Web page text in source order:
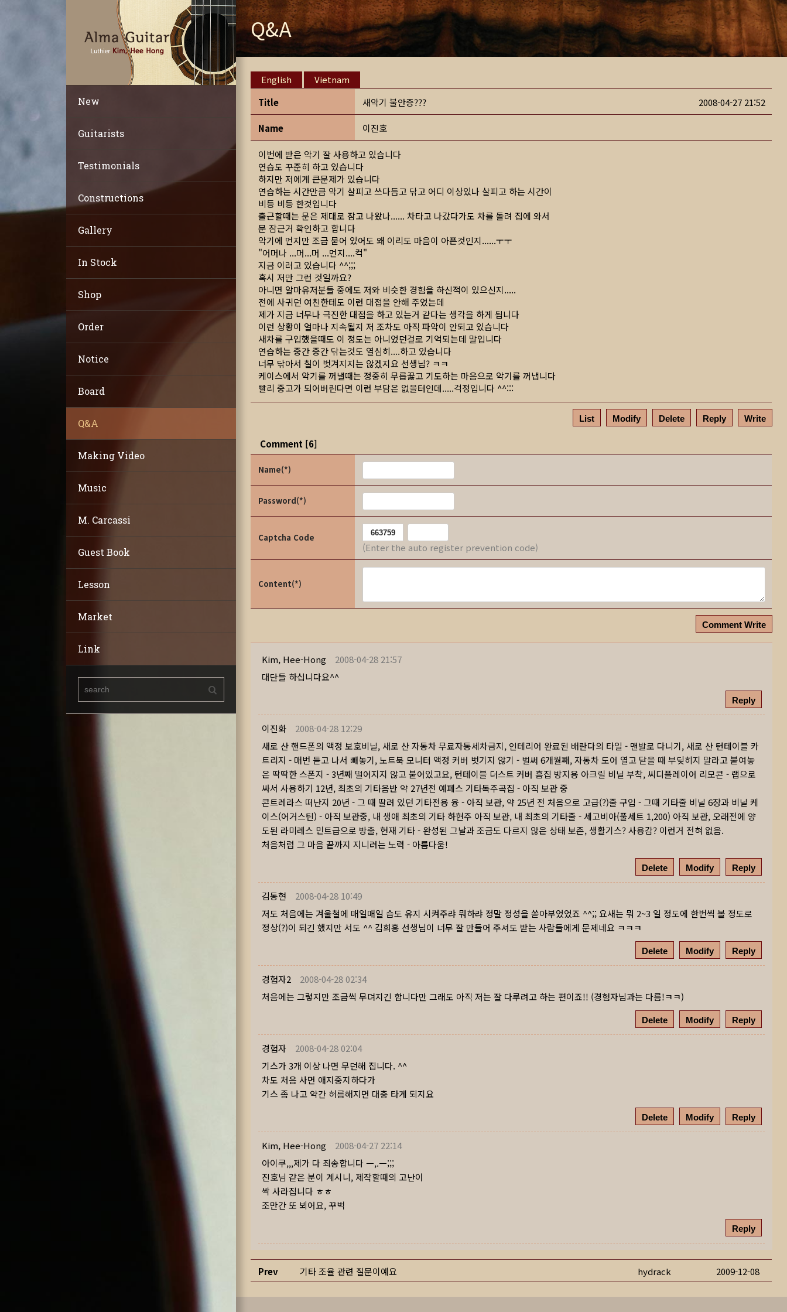
New
Guitarists
Testimonials
Constructions
Gallery
In Stock
Shop
Order
Notice
Board
Q&A
Making Video
Music
M. Carcassi
Guest Book
Lesson
Market
Link
Q&A
English
Vietnam
Title
새악기 불안증??? 2008-04-27 21:52
Name 이진호
이번에 받은 악기 잘 사용하고 있습니다
연습도 꾸준히 하고 있습니다
하지만 저에게 큰문제가 있습니다
연습하는 시간만큼 악기 살피고 쓰다듬고 닦고 어디 이상있나 살피고 하는 시간이
비등 비등 한것입니다
출근할때는 문은 제대로 잠고 나왔나...... 차타고 나갔다가도 차를 돌려 집에 와서
문 잠근거 확인하고 합니다
악기에 먼지만 조금 묻어 있어도 왜 이리도 마음이 아픈것인지......ㅜㅜ
"어머나 ...머...머 ...먼지....컥"
지금 이러고 있습니다 ^^;;;
혹시 저만 그런 것일까요?
아니면 알마유저분들 중에도 저와 비슷한 경험을 하신적이 있으신지.....
전에 사귀던 여친한테도 이런 대접을 안해 주었는데
제가 지금 너무나 극진한 대접을 하고 있는거 같다는 생각을 하게 됩니다
이런 상황이 얼마나 지속될지 저 조차도 아직 파악이 안되고 있습니다
새차를 구입했을때도 이 정도는 아니었던걸로 기억되는데 말입니다
연습하는 중간 중간 닦는것도 열심히....하고 있습니다
너무 닦아서 칠이 벗겨지지는 않겠지요 선생님? ㅋㅋ
케이스에서 악기를 꺼낼때는 정중히 무릅꿇고 기도하는 마음으로 악기를 꺼냅니다
빨리 중고가 되어버린다면 이런 부담은 없을터인데.....걱정입니다 ^^:::
List Modify Delete Reply Write
Comment [6]
Name(*)
Password(*)
Captcha Code
(Enter the auto register prevention code)
Content(*)
Comment Write
Kim, Hee-Hong
2008-04-28 21:57
대단들 하십니다요^^
Reply
이진화
2008-04-28 12:29
새로 산 핸드폰의 액정 보호비닐, 새로 산 자동차 무료자동세차금지, 인테리어 완료된 배란다의 타일 - 맨발로 다니기, 새로 산 턴테이블 카
트리지 - 매번 듣고 나서 빼놓기, 노트북 모니터 액정 커버 벗기지 않기 - 벌써 6개월째, 자동차 도어 열고 닫을 때 부딪히지 말라고 붙여놓
은 딱딱한 스폰지 - 3년째 떨어지지 않고 붙어있고요, 턴테이블 더스트 커버 흠집 방지용 아크릴 비닐 부착, 씨디플레이어 리모콘 - 랩으로
싸서 사용하기 12년, 최초의 기타음반 약 27년전 예페스 기타독주곡집 - 아직 보관 중
콘트레라스 떠난지 20년 - 그 때 딸려 있던 기타전용 융 - 아직 보관, 약 25년 전 처음으로 고급(?)줄 구입 - 그때 기타줄 비닐 6장과 비닐 케
이스(어거스틴) - 아직 보관중, 내 생애 최초의 기타 하현주 아직 보관, 내 최초의 기타줄 - 세고비아(풀세트 1,200) 아직 보관, 오래전에 양
도된 라미레스 민트급으로 방출, 현재 기타 - 완성된 그날과 조금도 다르지 않은 상태 보존, 생활기스? 사용감? 이런거 전혀 없음.
처음처럼 그 마음 끝까지 지니려는 노력 - 아름다움!
Delete Modify Reply
김동현
2008-04-28 10:49
저도 처음에는 겨울철에 매일매일 습도 유지 시켜주랴 뭐하랴 정말 정성을 쏟아부었었죠 ^^;; 요새는 뭐 2~3 일 정도에 한번씩 볼 정도로
정상(?)이 되긴 했지만 서도 ^^ 김희홍 선생님이 너무 잘 만들어 주셔도 받는 사람들에게 문제네요 ㅋㅋㅋ
Delete Modify Reply
경험자2
2008-04-28 02:34
처음에는 그렇지만 조금씩 무뎌지긴 합니다만 그래도 아직 저는 잘 다루려고 하는 편이죠!! (경험자님과는 다름!ㅋㅋ)
Delete Modify Reply
경험자
2008-04-28 02:04
기스가 3개 이상 나면 무던해 집니다. ^^
차도 처음 사면 애지중지하다가
기스 좀 나고 약간 허름해지면 대충 타게 되지요
Delete Modify Reply
Kim, Hee-Hong
2008-04-27 22:14
아이쿠,,,제가 다 죄송합니다 ㅡ,.ㅡ;;;
진호님 같은 분이 계시니, 제작할때의 고난이
싹 사라집니다 ㅎㅎ
조만간 또 뵈어요, 꾸벅
Reply
Prev 기타 조율 관련 질문이예요 hydrack 2009-12-08